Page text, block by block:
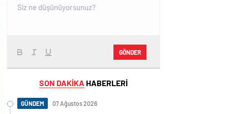
GÖNDER
SON DAKİKA HABERLERİ
GÜNDEM 07 Ağustos 2026